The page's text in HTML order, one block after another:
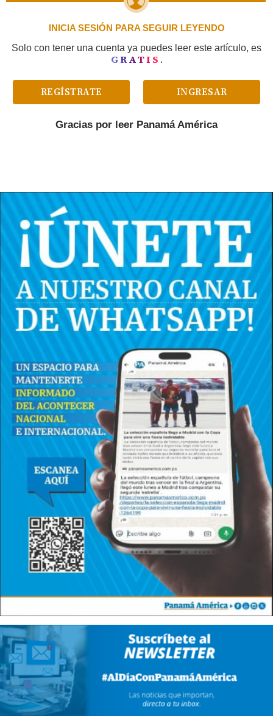
INICIA SESIÓN PARA SEGUIR LEYENDO
Solo con tener una cuenta ya puedes leer este artículo, es
GRATIS .
REGÍSTRATE INGRESAR
Gracias por leer Panamá América